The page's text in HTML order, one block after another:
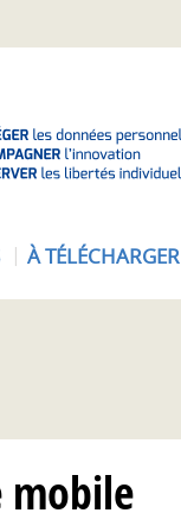
À TÉLÉCHARGER
mobile